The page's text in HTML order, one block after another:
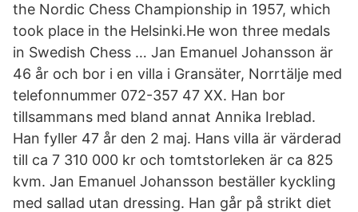
the Nordic Chess Championship in 1957, which
took place in the Helsinki.He won three medals
in Swedish Chess … Jan Emanuel Johansson är
46 år och bor i en villa i Gransäter, Norrtälje med
telefonnummer 072-357 47 XX. Han bor
tillsammans med bland annat Annika Ireblad.
Han fyller 47 år den 2 maj. Hans villa är värderad
till ca 7 310 000 kr och tomtstorleken är ca 825
kvm. Jan Emanuel Johansson beställer kyckling
med sallad utan dressing. Han går på strikt diet